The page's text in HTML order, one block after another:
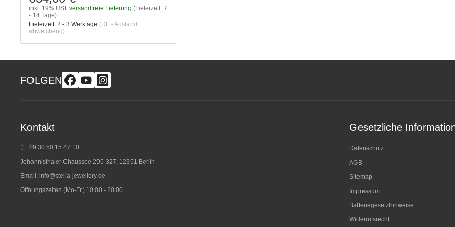
inkl. 19% USt. versandfreie Lieferung (Lieferzeit: 7
- 14 Tage)
Lieferzeit: 2 - 3 Werktage (DE - Ausland
abweichend)
FOLGEN
Kontakt
+49 30 50 15 47 10
Johannisthaler Chaussee 295-327, 12351 Berlin
Email: info@stella-jewellery.de
Öffnungszeiten (Mo-Fr.) 10:00 - 20:00
Gesetzliche
Datenschutz
AGB
Sitemap
Impressum
Batteriegesetzhinweise
Widerrufsrecht